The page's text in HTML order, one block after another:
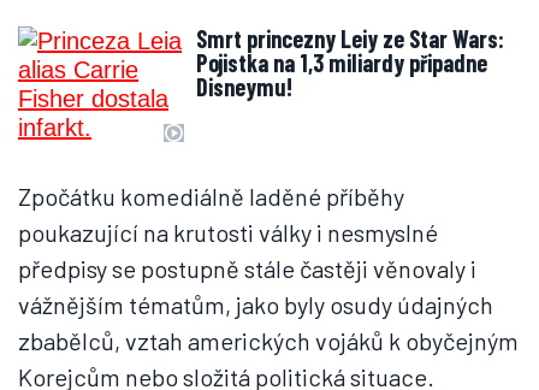
Smrt princezny Leiy ze Star Wars:
Pojistka na 1,3 miliardy připadne
Disneymu!
Zpočátku komediálně laděné příběhy
poukazující na krutosti války i nesmyslné
předpisy se postupně stále častěji věnovaly i
vážnějším tématům, jako byly osudy údajných
zbabělců, vztah amerických vojáků k obyčejným
Korejcům nebo složitá politická situace.